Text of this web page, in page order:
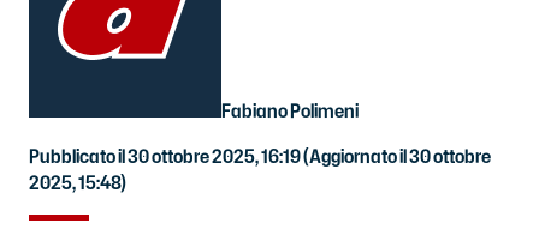
Fabiano Polimeni
Pubblicato il 30 ottobre 2025, 16:19(Aggiornato il 30 ottobre
2025, 15:48)